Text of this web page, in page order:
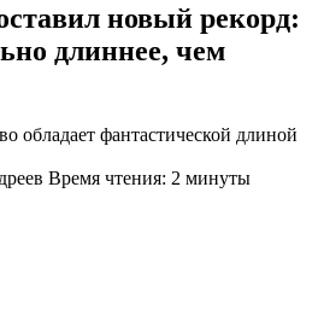
новый рекорд:
длиннее, чем
обладает фантастической длиной
Время чтения: 2 минуты